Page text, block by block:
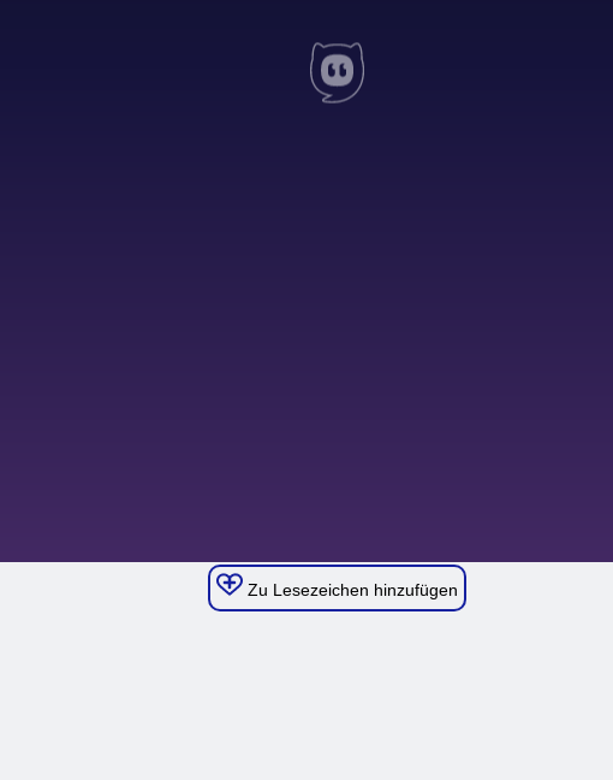
Zu Lesezeichen hinzufügen